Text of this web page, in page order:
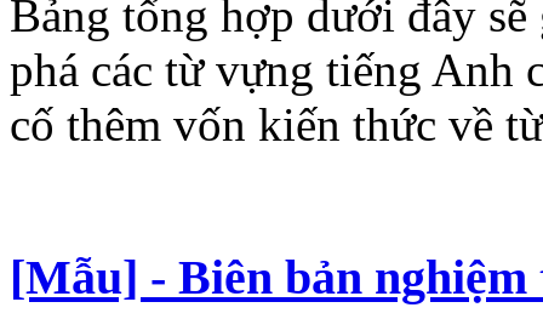
Bảng tổng hợp dưới đây
phá các từ vựng tiếng Anh
cố thêm vốn kiến thức về
[Mẫu] - Biên bản